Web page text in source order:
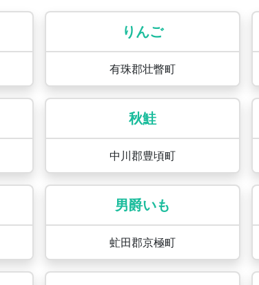
りんご
有珠郡壮瞥町
秋鮭
中川郡豊頃町
男爵いも
虻田郡京極町